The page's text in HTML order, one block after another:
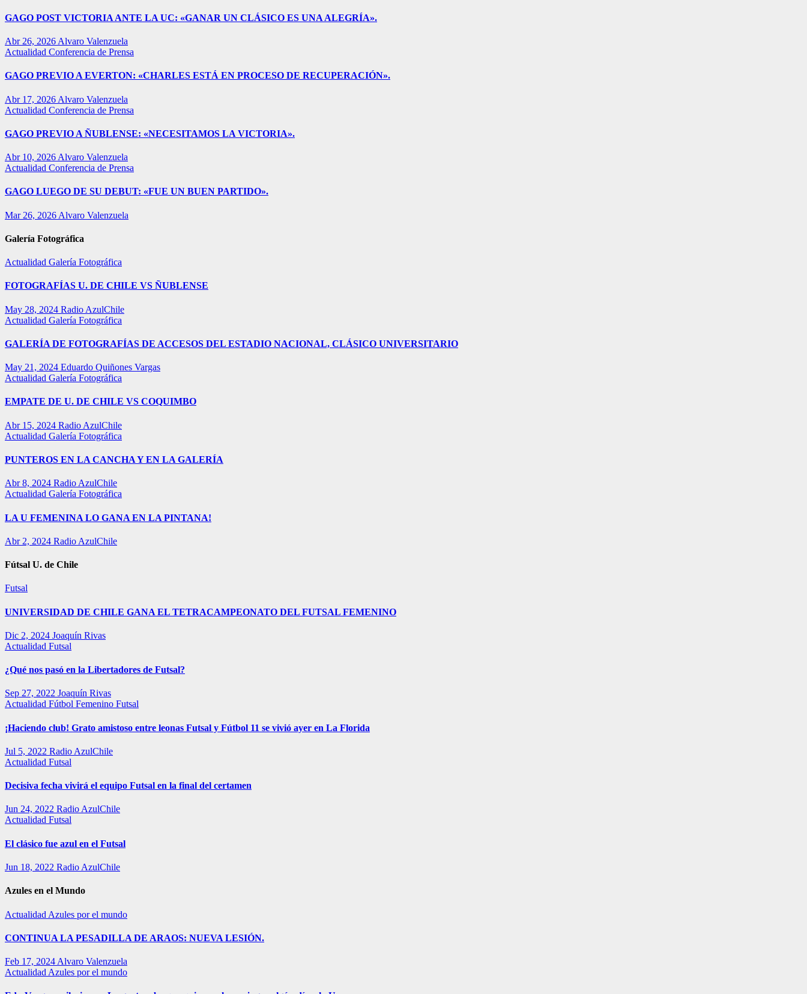
GAGO POST VICTORIA ANTE LA UC: «GANAR UN CLÁSICO ES UNA ALEGRÍA».
Abr 26, 2026 Alvaro Valenzuela
Actualidad Conferencia de Prensa
GAGO PREVIO A EVERTON: «CHARLES ESTÁ EN PROCESO DE RECUPERACIÓN».
Abr 17, 2026 Alvaro Valenzuela
Actualidad Conferencia de Prensa
GAGO PREVIO A ÑUBLENSE: «NECESITAMOS LA VICTORIA».
Abr 10, 2026 Alvaro Valenzuela
Actualidad Conferencia de Prensa
GAGO LUEGO DE SU DEBUT: «FUE UN BUEN PARTIDO».
Mar 26, 2026 Alvaro Valenzuela
Galería Fotográfica
Actualidad Galería Fotográfica
FOTOGRAFÍAS U. DE CHILE VS ÑUBLENSE
May 28, 2024 Radio AzulChile
Actualidad Galería Fotográfica
GALERÍA DE FOTOGRAFÍAS DE ACCESOS DEL ESTADIO NACIONAL, CLÁSICO UNIVERSITARIO
May 21, 2024 Eduardo Quiñones Vargas
Actualidad Galería Fotográfica
EMPATE DE U. DE CHILE VS COQUIMBO
Abr 15, 2024 Radio AzulChile
Actualidad Galería Fotográfica
PUNTEROS EN LA CANCHA Y EN LA GALERÍA
Abr 8, 2024 Radio AzulChile
Actualidad Galería Fotográfica
LA U FEMENINA LO GANA EN LA PINTANA!
Abr 2, 2024 Radio AzulChile
Fútsal U. de Chile
Futsal
UNIVERSIDAD DE CHILE GANA EL TETRACAMPEONATO DEL FUTSAL FEMENINO
Dic 2, 2024 Joaquín Rivas
Actualidad Futsal
¿Qué nos pasó en la Libertadores de Futsal?
Sep 27, 2022 Joaquín Rivas
Actualidad Fútbol Femenino Futsal
¡Haciendo club! Grato amistoso entre leonas Futsal y Fútbol 11 se vivió ayer en La Florida
Jul 5, 2022 Radio AzulChile
Actualidad Futsal
Decisiva fecha vivirá el equipo Futsal en la final del certamen
Jun 24, 2022 Radio AzulChile
Actualidad Futsal
El clásico fue azul en el Futsal
Jun 18, 2022 Radio AzulChile
Azules en el Mundo
Actualidad Azules por el mundo
CONTINUA LA PESADILLA DE ARAOS: NUEVA LESIÓN.
Feb 17, 2024 Alvaro Valenzuela
Actualidad Azules por el mundo